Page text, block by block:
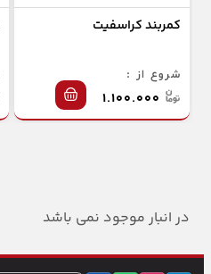
کمربند کراسفیت
شروع از :
در انبار موجود نمی باشد